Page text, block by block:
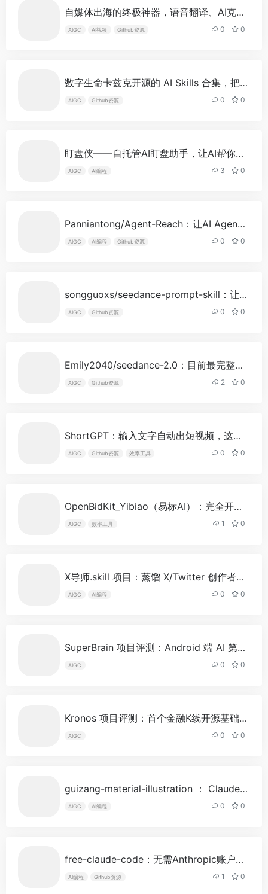
自媒体出海的终极神器，语音翻译、AI克隆、人声分离、YouTube下载全打包
AIGC AI视频 Github资源 0 0
数字生命卡兹克开源的 AI Skills 合集，把三年方法论变成可安装的能力单元
AIGC Github资源 0 0
盯盘侠——自托管AI盯盘助手，让AI帮你做投资决策
AIGC AI编程 3 0
Panniantong/Agent-Reach：让AI Agent真正看见整个互联网
AIGC AI编程 Github资源 0 0
songguoxs/seedance-prompt-skill：让Claude Code变身影视级Seedance 2.0提示词工程师
AIGC Github资源 0 0
Emily2040/seedance-2.0：目前最完整的Seedance 2.0四模态AI影视制作工作流开源方案
AIGC Github资源 2 0
ShortGPT：输入文字自动出短视频，这个AI框架有点东西
AIGC Github资源 效率工具 0 0
OpenBidKit_Yibiao（易标AI）：完全开源免费的开箱即用AI标书编写工具
AIGC 效率工具 1 0
X导师.skill 项目：蒸馏 X/Twitter 创作者方法论的运营导师
AIGC AI编程 0 0
SuperBrain 项目评测：Android 端 AI 第二大脑
AIGC 0 0
Kronos 项目评测：首个金融K线开源基础模型
AIGC 0 0
guizang-material-illustration ： Claude、Codex 的开源绘图技能
AIGC AI编程 0 0
free-claude-code：无需Anthropic账户运行 Claude Code
AI编程 Github资源 1 0